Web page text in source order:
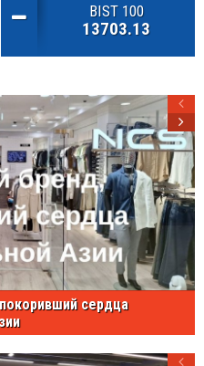
BIST 100
13703.13
сердца